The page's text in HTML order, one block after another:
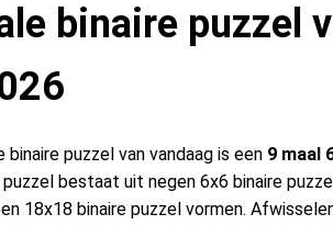
binaire puzzel
binaire puzzel van vandaag is een 9 maal
puzzel bestaat uit negen 6x6 binaire
18x18 binaire puzzel vormen.